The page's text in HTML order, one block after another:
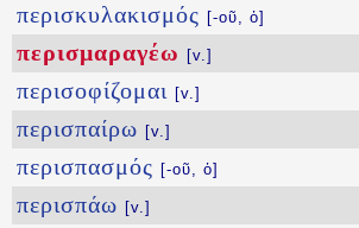
περισκυλακισμός [-οῦ, ὁ]
περισμαραγέω [v.]
περισοφίζομαι [v.]
περισπαίρω [v.]
περισπασμός [-οῦ, ὁ]
περισπάω [v.]